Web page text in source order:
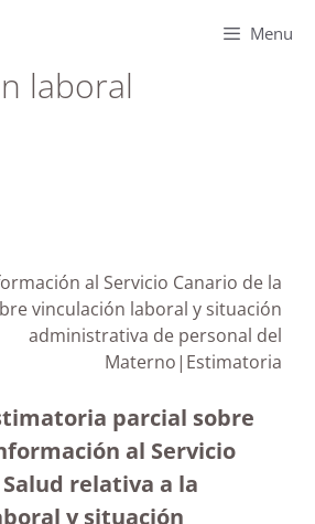
Menu
laboral
al Servicio Canario de la
vinculación laboral y situación
administrativa de personal del
Materno|Estimatoria
parcial sobre
al Servicio
relativa a la
y situación